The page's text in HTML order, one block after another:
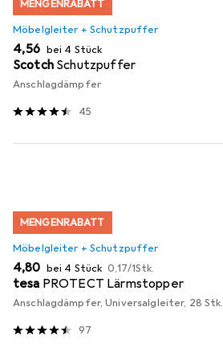
MENGENRABATT
Möbelgleiter + Schutzpuffer
EUR
4,56 bei 4 Stück
Scotch Schutzpuffer
Anschlagdämpfer
45
MENGENRABATT
Möbelgleiter + Schutzpuffer
EUR
4,80 bei 4 Stück EUR
0,17/1Stk.
tesa PROTECT Lärmstopper
Anschlagdämpfer, Universalgleiter, 28 Stk.
97